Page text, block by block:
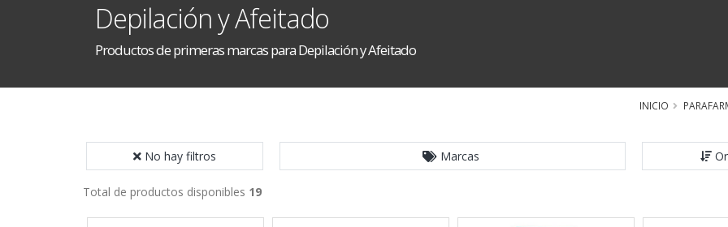
Depilación y Afeitado
Productos de primeras marcas para Depilación y Afeitado
INICIO
No hay filtros Marcas
Total de productos disponibles 19